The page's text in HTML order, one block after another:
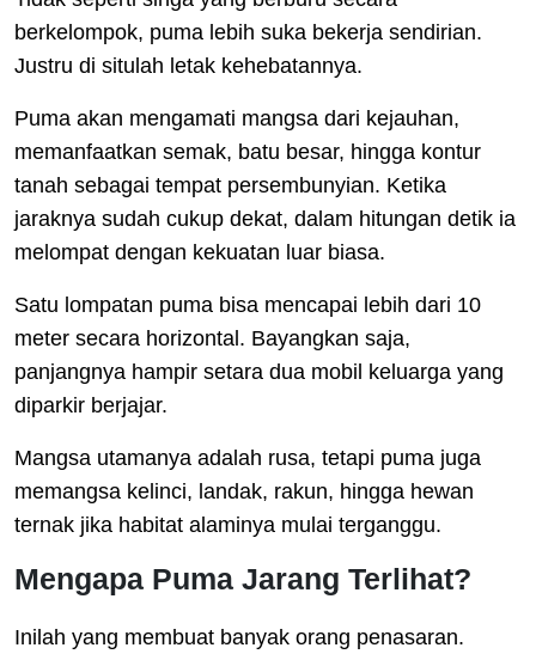
berkelompok, puma lebih suka bekerja sendirian.
Justru di situlah letak kehebatannya.
Puma akan mengamati mangsa dari kejauhan,
memanfaatkan semak, batu besar, hingga kontur
tanah sebagai tempat persembunyian. Ketika
jaraknya sudah cukup dekat, dalam hitungan detik ia
melompat dengan kekuatan luar biasa.
Satu lompatan puma bisa mencapai lebih dari 10
meter secara horizontal. Bayangkan saja,
panjangnya hampir setara dua mobil keluarga yang
diparkir berjajar.
Mangsa utamanya adalah rusa, tetapi puma juga
memangsa kelinci, landak, rakun, hingga hewan
ternak jika habitat alaminya mulai terganggu.
Mengapa Puma Jarang Terlihat?
Inilah yang membuat banyak orang penasaran.